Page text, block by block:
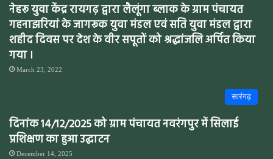
नेहरू युवा केंद्र रायगढ़ द्वारा लैलूंगा ब्लाक के ग्राम पंचायत
गहनाझरियां के जागरूक युवा मंडल एवं सति युवा मंडल द्वारा
शहीद दिवस पर देश के वीर सपूतों को श्रद्धांजलि अर्पित किया
गया ।
March 23, 2022
सारंगढ़
दिनांक 14/12/2025 को ग्राम पंचायत नवरंगपुर में सिलाई
प्रशिक्षण का हुआ उद्घाटन
December 14, 2025